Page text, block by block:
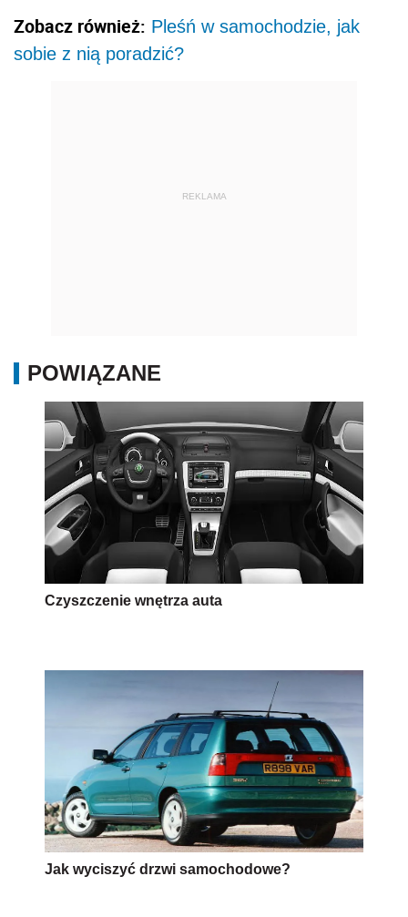
Zobacz również: Pleśń w samochodzie, jak
sobie z nią poradzić?
REKLAMA
POWIĄZANE
Czyszczenie wnętrza auta
Jak wyciszyć drzwi samochodowe?